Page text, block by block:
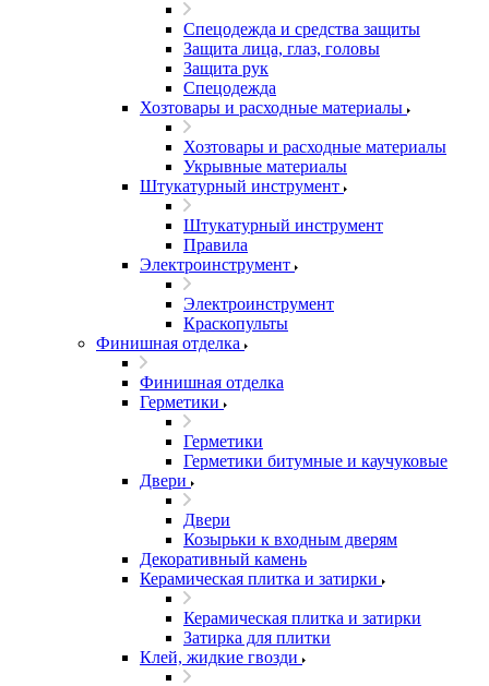
Спецодежда и средства защиты
Защита лица, глаз, головы
Защита рук
Спецодежда
Хозтовары и расходные материалы
Хозтовары и расходные материалы
Укрывные материалы
Штукатурный инструмент
Штукатурный инструмент
Правила
Электроинструмент
Электроинструмент
Краскопульты
Финишная отделка
Финишная отделка
Герметики
Герметики
Герметики битумные и каучуковые
Двери
Двери
Козырьки к входным дверям
Декоративный камень
Керамическая плитка и затирки
Керамическая плитка и затирки
Затирка для плитки
Клей, жидкие гвозди